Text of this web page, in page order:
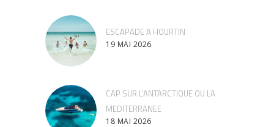
ESCAPADE A HOURTIN
19 MAI 2026
CAP SUR L’ANTARCTIQUE OU LA
MEDITERRANEE
18 MAI 2026